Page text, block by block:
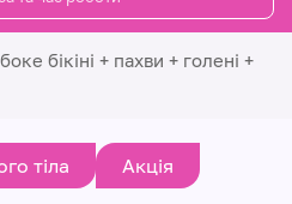
бікіні + пахви + голені +
тіла Акція